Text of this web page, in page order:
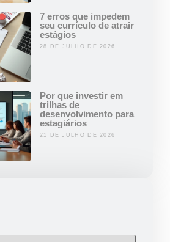
7 erros que impedem
seu currículo de atrair
estágios
28 DE JULHO DE 2026
Por que investir em
trilhas de
desenvolvimento para
estagiários
21 DE JULHO DE 2026